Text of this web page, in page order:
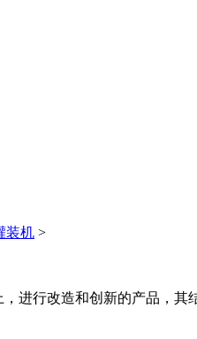
装机 >
进行改造和创新的产品，其